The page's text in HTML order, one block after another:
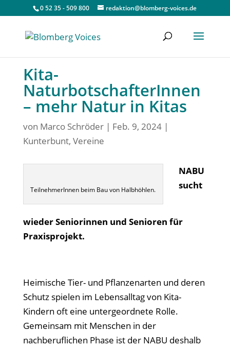
0 52 35 - 509 800 redaktion@blomberg-voices.de
Kita-
NaturbotschafterInnen
– mehr Natur in Kitas
von Marco Schröder| Feb. 9, 2024|
Kunterbunt, Vereine
TeilnehmerInnen beim Bau von Halbhöhlen.
NABU
sucht
wieder Seniorinnen und Senioren für
Praxisprojekt.
Heimische Tier- und Pflanzenarten und deren
Schutz spielen im Lebensalltag von Kita-
Kindern oft eine untergeordnete Rolle.
Gemeinsam mit Menschen in der
nachberuflichen Phase ist der NABU deshalb